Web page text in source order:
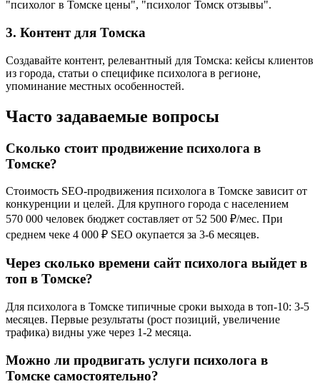
"психолог в Томске цены", "психолог Томск отзывы".
3. Контент для Томска
Создавайте контент, релевантный для Томска: кейсы клиентов
из города, статьи о специфике психолога в регионе,
упоминание местных особенностей.
Часто задаваемые вопросы
Сколько стоит продвижение психолога в
Томске?
Стоимость SEO-продвижения психолога в Томске зависит от
конкуренции и целей. Для крупного города с населением
570 000 человек бюджет составляет от 52 500 ₽/мес. При
среднем чеке 4 000 ₽ SEO окупается за 3-6 месяцев.
Через сколько времени сайт психолога выйдет в
топ в Томске?
Для психолога в Томске типичные сроки выхода в топ-10: 3-5
месяцев. Первые результаты (рост позиций, увеличение
трафика) видны уже через 1-2 месяца.
Можно ли продвигать услуги психолога в
Томске самостоятельно?